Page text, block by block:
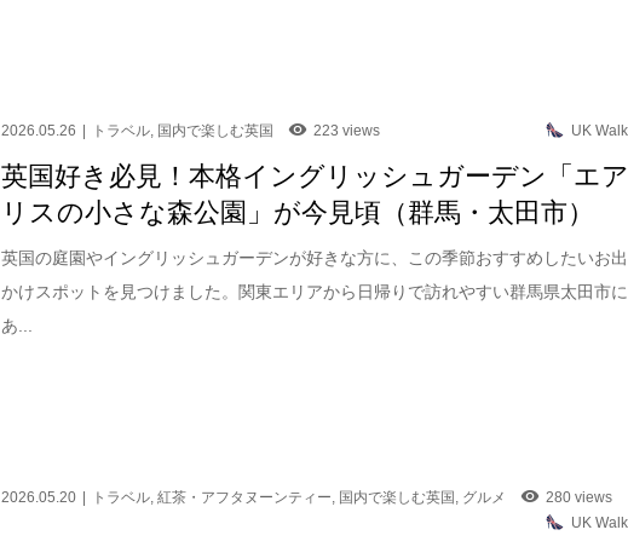
2026.05.26 トラベル, 国内で楽しむ英国 223 views UK
英国好き必見！本格イングリッシュガーデン「エア
リスの小さな森公園」が今見頃（群馬・太田市）
英国の庭園やイングリッシュガーデンが好きな方に、この季節おすすめしたいお出
かけスポットを見つけました。関東エリアから日帰りで訪れやすい群馬県太田市に
あ...
2026.05.20 トラベル,紅茶・アフタヌーンティー, 国内で楽しむ英国 , グルメ
280 views
UK